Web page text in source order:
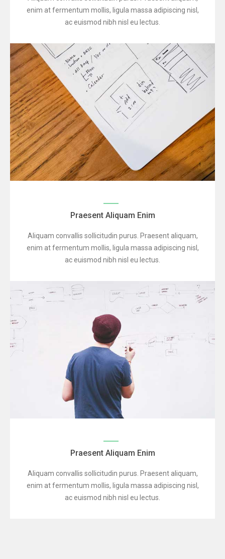
enim at fermentum mollis, ligula massa adipiscing nisl,
ac euismod nibh nisl eu lectus.
Praesent Aliquam Enim
Aliquam convallis sollicitudin purus. Praesent aliquam,
enim at fermentum mollis, ligula massa adipiscing nisl,
ac euismod nibh nisl eu lectus.
Praesent Aliquam Enim
Aliquam convallis sollicitudin purus. Praesent aliquam,
enim at fermentum mollis, ligula massa adipiscing nisl,
ac euismod nibh nisl eu lectus.